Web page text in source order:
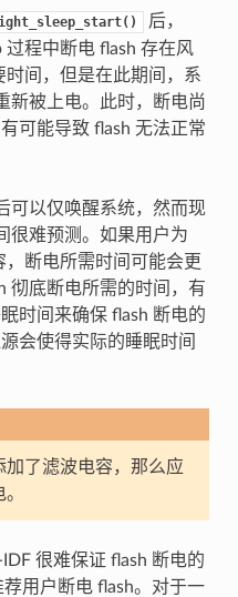
后，
程中断电 flash 存在风
时间，但是在此期间，系
新被上电。此时，断电尚
可能导致 flash 无法正常
可以仅唤醒系统，然而现
很难预测。如果用户为
断电所需时间可能会更
彻底断电所需的时间，有
时间来确保 flash 断电的
会使得实际的睡眠时间
加了滤波电容，那么应
很难保证 flash 断电的
用户断电 flash。对于一